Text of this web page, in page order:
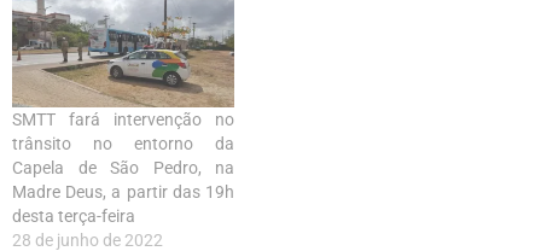
SMTT fará intervenção no
trânsito no entorno da
Capela de São Pedro, na
Madre Deus, a partir das 19h
desta terça-feira
28 de junho de 2022